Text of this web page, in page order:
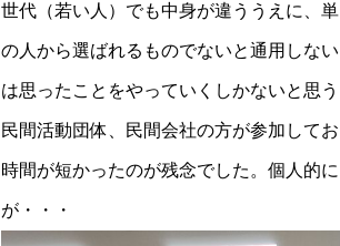
世代（若い人）でも中身が違ううえに、
の人から選ばれるものでないと通用しな
は思ったことをやっていくしかないと思
民間活動団体、民間会社の方が参加して
時間が短かったのが残念でした。個人的
が・